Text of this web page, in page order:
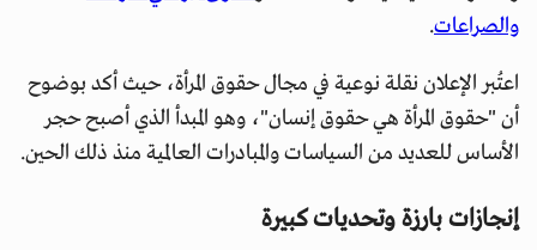
والصراعات.
اعتُبر الإعلان نقلة نوعية في مجال حقوق المرأة، حيث أكد بوضوح
أن "حقوق المرأة هي حقوق إنسان"، وهو المبدأ الذي أصبح حجر
الأساس للعديد من السياسات والمبادرات العالمية منذ ذلك الحين.
إنجازات بارزة وتحديات كبيرة